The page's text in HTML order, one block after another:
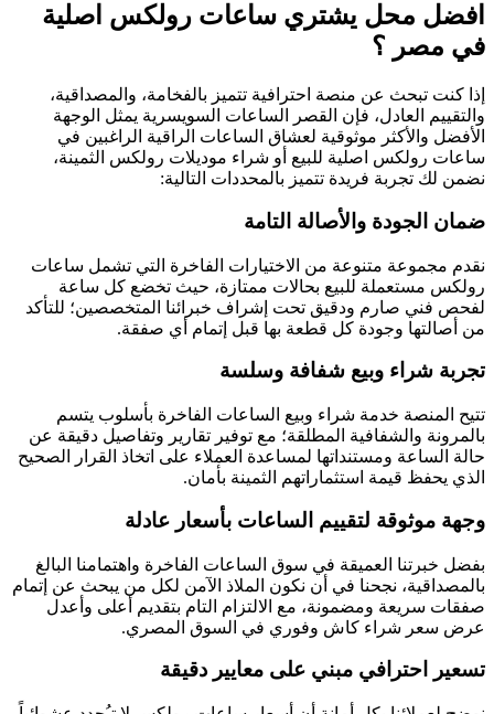
افضل محل يشتري ساعات رولكس اصلية
في مصر ؟
إذا كنت تبحث عن منصة احترافية تتميز بالفخامة، والمصداقية،
والتقييم العادل، فإن القصر الساعات السويسرية يمثل الوجهة
الأفضل والأكثر موثوقية لعشاق الساعات الراقية الراغبين في
ساعات رولکس اصلية للبيع أو شراء موديلات رولكس الثمينة،
نضمن لك تجربة فريدة تتميز بالمحددات التالية:
ضمان الجودة والأصالة التامة
نقدم مجموعة متنوعة من الاختيارات الفاخرة التي تشمل ساعات
رولكس مستعملة للبيع بحالات ممتازة، حيث تخضع كل ساعة
لفحص فني صارم ودقيق تحت إشراف خبرائنا المتخصصين؛ للتأكد
من أصالتها وجودة كل قطعة بها قبل إتمام أي صفقة.
تجربة شراء وبيع شفافة وسلسة
تتيح المنصة خدمة شراء وبيع الساعات الفاخرة بأسلوب يتسم
بالمرونة والشفافية المطلقة؛ مع توفير تقارير وتفاصيل دقيقة عن
حالة الساعة ومستنداتها لمساعدة العملاء على اتخاذ القرار الصحيح
الذي يحفظ قيمة استثماراتهم الثمينة بأمان.
وجهة موثوقة لتقييم الساعات بأسعار عادلة
بفضل خبرتنا العميقة في سوق الساعات الفاخرة واهتمامنا البالغ
بالمصداقية، نجحنا في أن نكون الملاذ الآمن لكل من يبحث عن إتمام
صفقات سريعة ومضمونة، مع الالتزام التام بتقديم أعلى وأعدل
عرض سعر شراء كاش وفوري في السوق المصري.
تسعير احترافي مبني على معايير دقيقة